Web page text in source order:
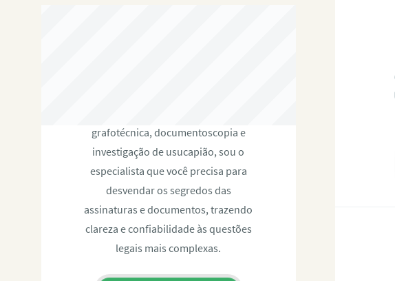
grafotécnica, documentoscopia e
investigação de usucapião, sou o
especialista que você precisa para
desvendar os segredos das
assinaturas e documentos, trazendo
clareza e confiabilidade às questões
legais mais complexas.